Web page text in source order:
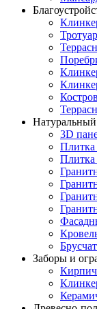
3D
Плитка
Плитка
Заборы и